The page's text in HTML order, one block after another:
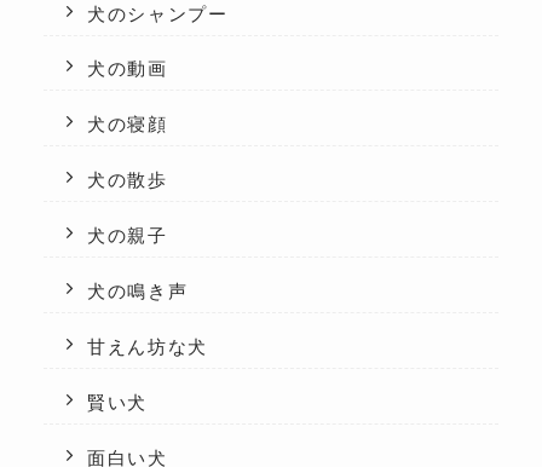
犬のシャンプー
犬の動画
犬の寝顔
犬の散歩
犬の親子
犬の鳴き声
甘えん坊な犬
賢い犬
面白い犬